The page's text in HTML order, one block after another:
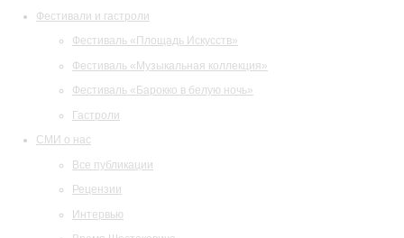
Фестивали и гастроли
Фестиваль «Площадь Искусств»
Фестиваль «Музыкальная коллекция»
Фестиваль «Барокко в белую ночь»
Гастроли
СМИ о нас
Все публикации
Рецензии
Интервью